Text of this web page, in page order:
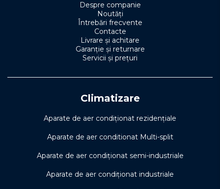
Despre companie
Noutăți
Întrebări frecvente
Contacte
Livrare și achitare
Garanție și returnare
Servicii și prețuri
Climatizare
Aparate de aer condiționat rezidențiale
Aparate de aer conditionat Multi-split
Aparate de aer condiționat semi-industriale
Aparate de aer condiționat industriale